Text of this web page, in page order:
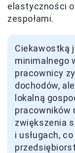
elastyczności
zespołami.
Ciekawostką
minimalnego
pracownicy
dochodów,
lokalną
pracowników
zwiększenia
i usługach,